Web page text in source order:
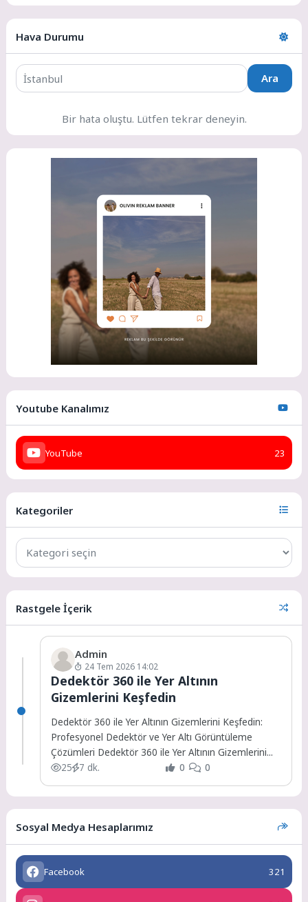
Hava Durumu
Ara
Bir hata oluştu. Lütfen tekrar deneyin.
Youtube Kanalımız
YouTube 23
Kategoriler
Rastgele İçerik
Admin
24 Tem 2026 14:02
Dedektör 360 ile Yer Altının
Gizemlerini Keşfedin
Dedektör 360 ile Yer Altının Gizemlerini Keşfedin:
Profesyonel Dedektör ve Yer Altı Görüntüleme
Çözümleri Dedektör 360 ile Yer Altının Gizemlerini...
25
7 dk. 0 0
Sosyal Medya Hesaplarımız
Facebook 321